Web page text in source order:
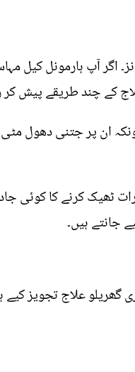
آپ ہارمونل کیل
کے چند طریقے پیش کر
ان پر جتنی دھول
ٹھیک کرنے کا کوئی
جانتے ہیں۔
گھریلو علاج تجویز کیے